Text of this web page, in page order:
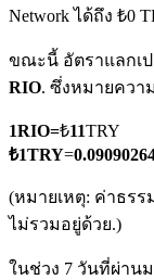
TradFi
อนุพันธ์ของ
Network ได้ถึง ₺0
ขณะนี้ อัตราแลกเ
RIO. ซึ่งหมายควา
1RIO=₺11TRY
₺1TRY=
(หมายเหตุ: ค่าธร
ไม่รวมอยู่ด้วย.)
ในช่วง 7 วันที่ผ่านม